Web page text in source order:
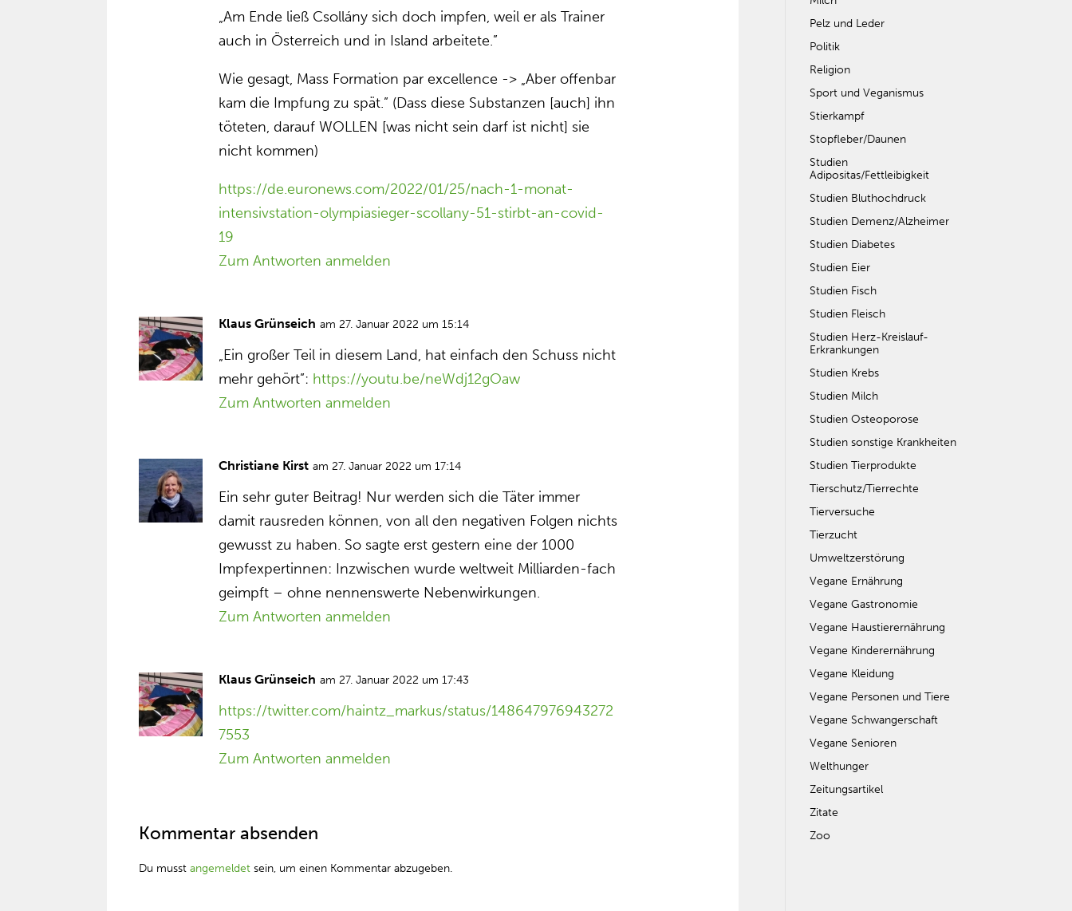
„Am Ende ließ Csollány sich doch impfen, weil er als Trainer
auch in Österreich und in Island arbeitete.”
Wie gesagt, Mass Formation par excellence -> „Aber offenbar
kam die Impfung zu spät.” (Dass diese Substanzen [auch] ihn
töteten, darauf WOLLEN [was nicht sein darf ist nicht] sie
nicht kommen)
https://de.euronews.com/2022/01/25/nach-1-monat-
intensivstation-olympiasieger-scollany-51-stirbt-an-covid-
19
Zum Antworten anmelden
Klaus Grünseich am 27. Januar 2022 um 15:14
„Ein großer Teil in diesem Land, hat einfach den Schuss nicht
mehr gehört”: https://youtu.be/neWdj12gOaw
Zum Antworten anmelden
Christiane Kirst am 27. Januar 2022 um 17:14
Ein sehr guter Beitrag! Nur werden sich die Täter immer
damit rausreden können, von all den negativen Folgen nichts
gewusst zu haben. So sagte erst gestern eine der 1000
Impfexpertinnen: Inzwischen wurde weltweit Milliarden-fach
geimpft – ohne nennenswerte Nebenwirkungen.
Zum Antworten anmelden
Klaus Grünseich am 27. Januar 2022 um 17:43
https://twitter.com/haintz_markus/status/148647976943272
7553
Zum Antworten anmelden
Kommentar absenden
Du musstangemeldet sein, um einen Kommentar abzugeben.
Pelz und Leder
Politik
Religion
Sport und Veganismus
Stierkampf
Stopfleber/Daunen
Studien
Adipositas/Fettleibigkeit
Studien Bluthochdruck
Studien Demenz/Alzheimer
Studien Diabetes
Studien Eier
Studien Fisch
Studien Fleisch
Studien Herz-Kreislauf-
Erkrankungen
Studien Krebs
Studien Milch
Studien Osteoporose
Studien sonstige Krankheiten
Studien Tierprodukte
Tierschutz/Tierrechte
Tierversuche
Tierzucht
Umweltzerstörung
Vegane Ernährung
Vegane Gastronomie
Vegane Haustierernährung
Vegane Kinderernährung
Vegane Kleidung
Vegane Personen und Tiere
Vegane Schwangerschaft
Vegane Senioren
Welthunger
Zeitungsartikel
Zitate
Zoo